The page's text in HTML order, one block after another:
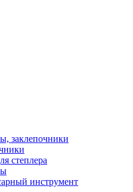
заклепочники
степлера
инструмент